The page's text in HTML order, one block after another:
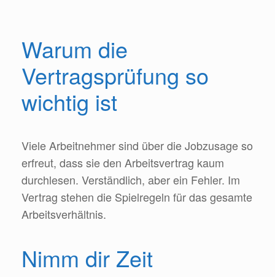
Warum die
Vertragsprüfung so
wichtig ist
Viele Arbeitnehmer sind über die Jobzusage so
erfreut, dass sie den Arbeitsvertrag kaum
durchlesen. Verständlich, aber ein Fehler. Im
Vertrag stehen die Spielregeln für das gesamte
Arbeitsverhältnis.
Nimm dir Zeit